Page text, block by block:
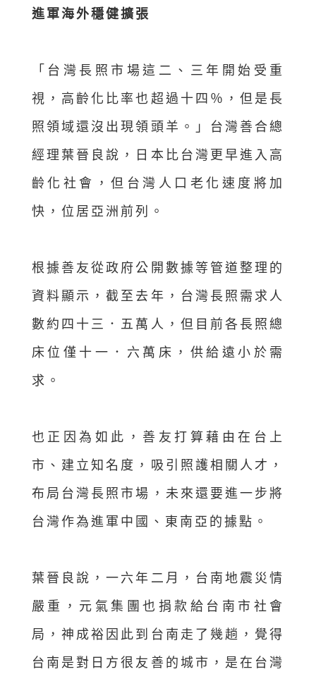
進軍海外穩健擴張
「台灣長照市場這二、三年開始受重
視，高齡化比率也超過十四％，但是長
照領域還沒出現領頭羊。」台灣善合總
經理葉晉良說，日本比台灣更早進入高
齡化社會，但台灣人口老化速度將加
快，位居亞洲前列。
根據善友從政府公開數據等管道整理的
資料顯示，截至去年，台灣長照需求人
數約四十三．五萬人，但目前各長照總
床位僅十一．六萬床，供給遠小於需
求。
也正因為如此，善友打算藉由在台上
市、建立知名度，吸引照護相關人才，
布局台灣長照市場，未來還要進一步將
台灣作為進軍中國、東南亞的據點。
葉晉良說，一六年二月，台南地震災情
嚴重，元氣集團也捐款給台南市社會
局，神成裕因此到台南走了幾趟，覺得
台南是對日方很友善的城市，是在台灣